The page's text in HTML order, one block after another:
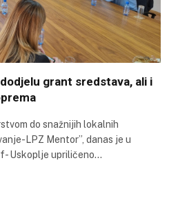
grant sredstava, ali i
do snažnijih lokalnih
LPZ Mentor”, danas je u
Uskoplje upriličeno…